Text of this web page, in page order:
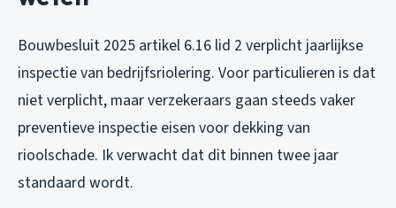
Bouwbesluit 2025 artikel 6.16 lid 2 verplicht jaarlijkse
inspectie van bedrijfsriolering. Voor particulieren is dat
niet verplicht, maar verzekeraars gaan steeds vaker
preventieve inspectie eisen voor dekking van
rioolschade. Ik verwacht dat dit binnen twee jaar
standaard wordt.